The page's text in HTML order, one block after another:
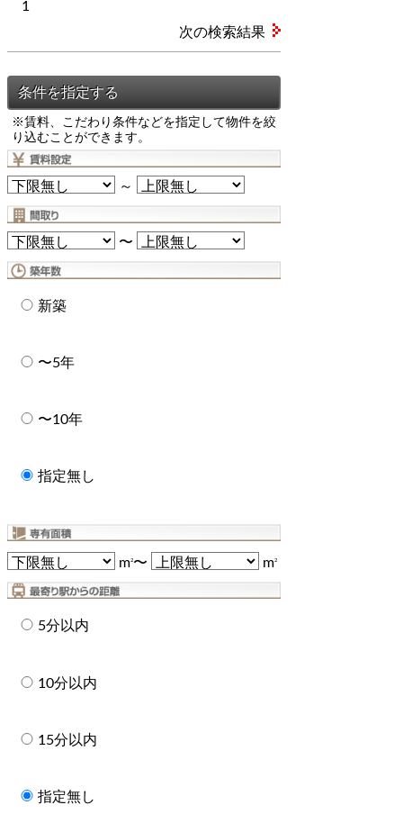
1
※賃料、こだわり条件などを指定して物件を絞
り込むことができます。
～
〜
新築
〜5年
〜10年
指定無し
m2〜 m2
5分以内
10分以内
15分以内
指定無し